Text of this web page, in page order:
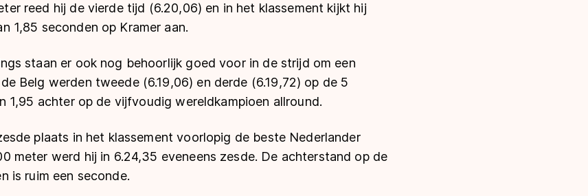
reed hij de vierde tijd (6.20,06) en in het klassement kijkt hij
1,85 seconden op Kramer aan.
staan er ook nog behoorlijk goed voor in de strijd om een
Belg werden tweede (6.19,06) en derde (6.19,72) op de 5
1,95 achter op de vijfvoudig wereldkampioen allround.
plaats in het klassement voorlopig de beste Nederlander
meter werd hij in 6.24,35 eveneens zesde. De achterstand op de
is ruim een seconde.